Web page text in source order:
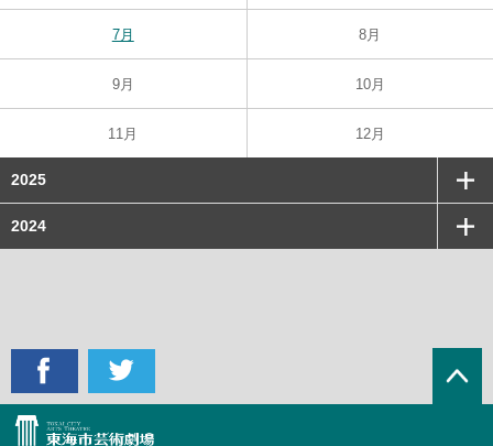
7月 8月
9月 10月
11月 12月
2025
2024